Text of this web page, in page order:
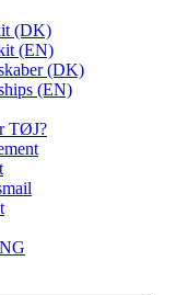
(DK)
(EN)
(DK)
(EN)
TØJ?